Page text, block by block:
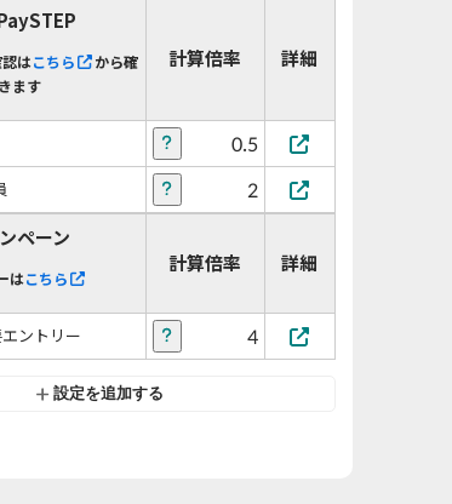
はこちら
から確
ます
計算倍率 詳細
0.5
2
ペーン
はこちら
計算倍率 詳細
ントリー 4
設定を追加する